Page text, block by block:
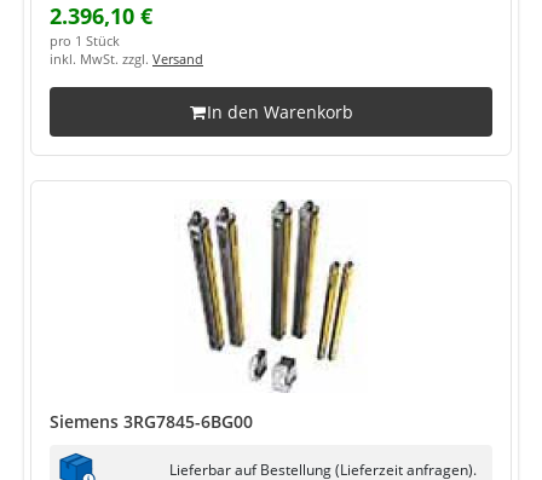
2.396,10 €
pro 1 Stück
inkl. MwSt. zzgl. Versand
In den Warenkorb
Siemens 3RG7845-6BG00
Lieferbar auf Bestellung (Lieferzeit anfragen).